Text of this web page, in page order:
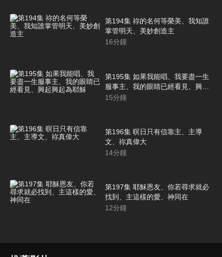
第194集 祢的名何等榮美、我知誰
掌管明天、美妙創造主
16分鐘
第195集 如果我能唱、我要盡一生
服事主、我的眼睛已經看見、興起
興起為耶穌
15分鐘
第196集 暝日只有信靠主、主導
文、祢真偉大
14分鐘
第197集 耶穌恩友、你若尋求就必
找到、主這樣的愛、神同在
12分鐘